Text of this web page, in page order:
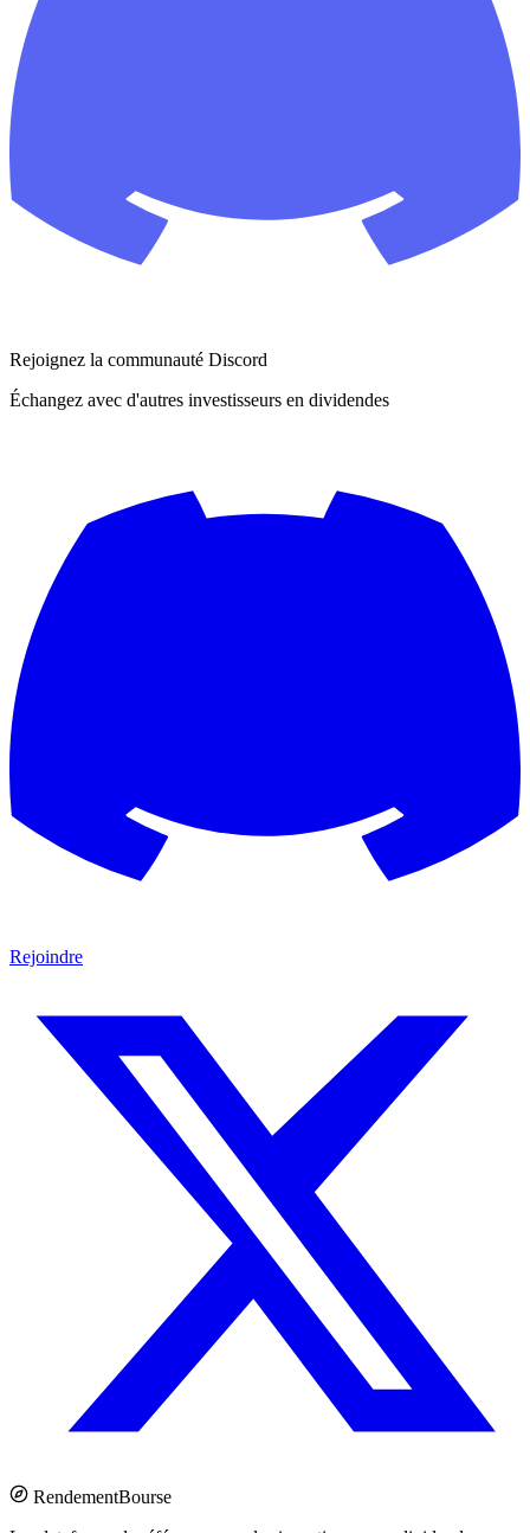
Rejoignez la communauté Discord
Échangez avec d'autres investisseurs en dividendes
Rejoindre
RendementBourse